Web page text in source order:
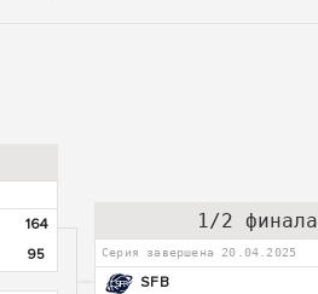
164
95
1/2 финала
Серия завершена 20.04.2025
SFB